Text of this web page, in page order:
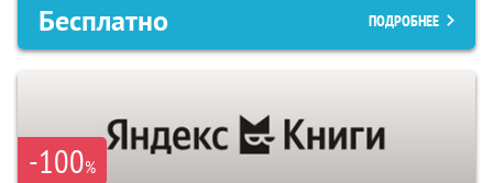
Бесплатно ПОДРОБНЕЕ
-100%